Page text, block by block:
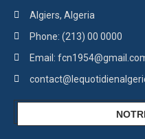
Algiers, Algeria
Phone: (213) 00 0000
Email: